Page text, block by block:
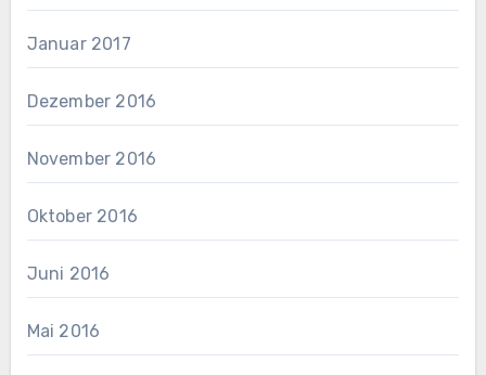
Januar 2017
Dezember 2016
November 2016
Oktober 2016
Juni 2016
Mai 2016